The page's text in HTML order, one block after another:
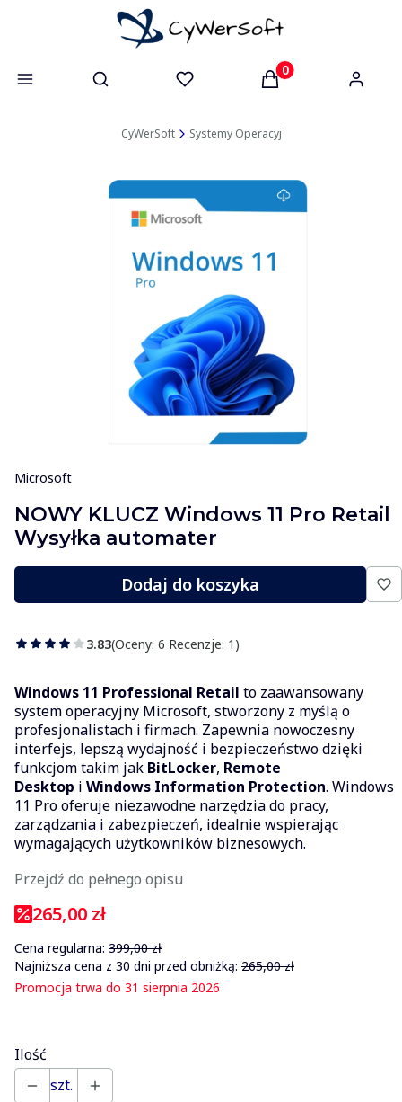
Otwórz wyszukiwarkę Produkty w
CyWerSoft Systemy Operacyjne
Microsoft
NOWY KLUCZ Windows 11 Pro Retail
Wysyłka automater
Dodaj do koszyka
3.83(Oceny: 6 Recenzje: 1)
Windows 11 Professional Retail to zaawansowany
system operacyjny Microsoft, stworzony z myślą o
profesjonalistach i firmach. Zapewnia nowoczesny
interfejs, lepszą wydajność i bezpieczeństwo dzięki
funkcjom takim jak BitLocker, Remote
Desktop i Windows Information Protection. Windows
11 Pro oferuje niezawodne narzędzia do pracy,
zarządzania i zabezpieczeń, idealnie wspierając
wymagających użytkowników biznesowych.
Przejdź do pełnego opisu
265,00 zł
Cena regularna: 399,00 zł
Najniższa cena z 30 dni przed obniżką: 265,00 zł
Promocja trwa do 31 sierpnia 2026
Ilość
szt.